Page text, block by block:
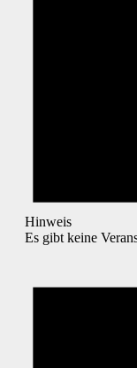
Hinweis
Es gibt keine